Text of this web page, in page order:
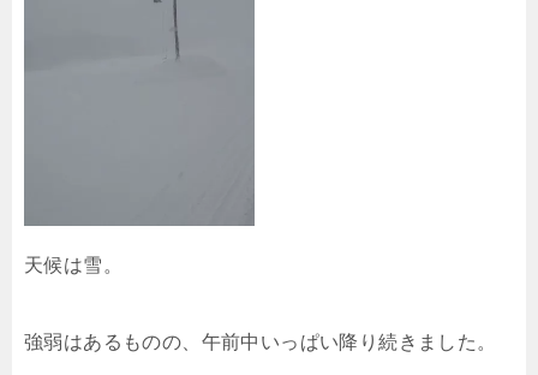
天候は雪。
強弱はあるものの、午前中いっぱい降り続きました。